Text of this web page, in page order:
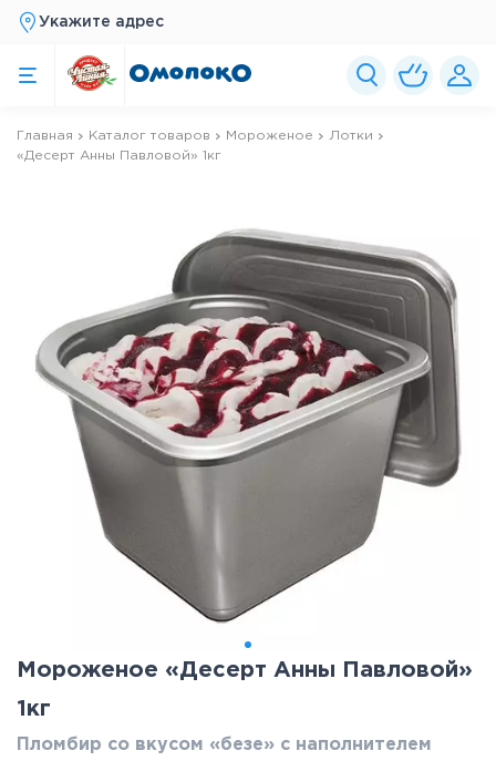
Укажите адрес
Главная Каталог товаров Мороженое
Лотки
«Десерт Анны Павловой» 1кг
Мороженое «Десерт Анны Павловой»
1кг
Пломбир со вкусом «безе» с наполнителем